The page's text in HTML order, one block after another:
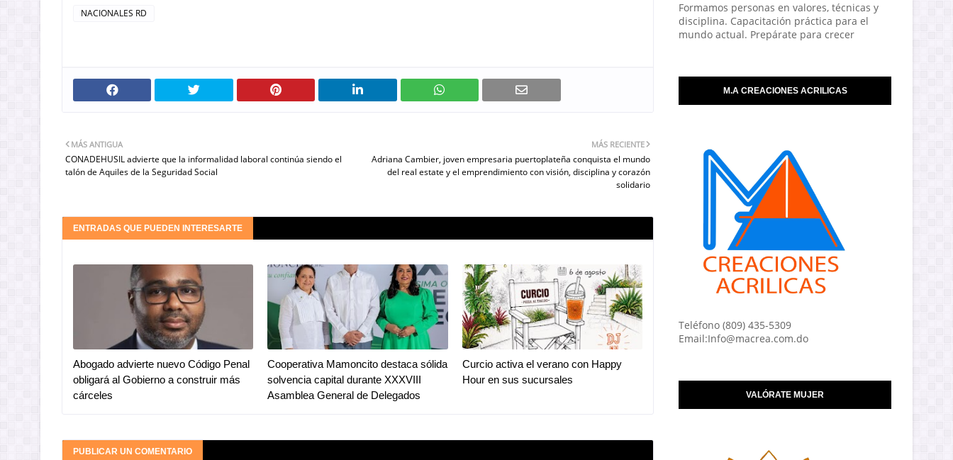
NACIONALES RD
MÁS RECIENTE
Adriana Cambier, joven empresaria puertoplateña conquista el mundo
del real estate y el emprendimiento con visión, disciplina y corazón
solidario
MÁS ANTIGUA
CONADEHUSIL advierte que la informalidad laboral continúa siendo el
talón de Aquiles de la Seguridad Social
ENTRADAS QUE PUEDEN INTERESARTE
Abogado advierte nuevo Código Penal
obligará al Gobierno a construir más
cárceles
Cooperativa Mamoncito destaca sólida
solvencia capital durante XXXVIII
Asamblea General de Delegados
Curcio activa el verano con Happy
Hour en sus sucursales
PUBLICAR UN COMENTARIO
Formamos personas en valores, técnicas y
disciplina. Capacitación práctica para el
mundo actual. Prepárate para crecer
M.A CREACIONES ACRILICAS
Teléfono (809) 435-5309
Email:Info@macrea.com.do
VALÓRATE MUJER